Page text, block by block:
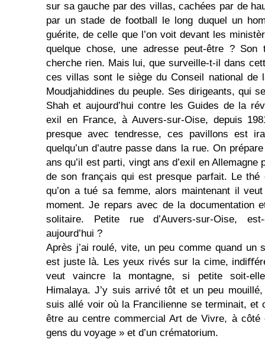
sur sa gauche par des villas, cachées par de
par un stade de football le long duquel un
guérite, de celle que l’on voit devant les
quelque chose, une adresse peut-être ?
cherche rien. Mais lui, que surveille-t-il dans
ces villas sont le siège du Conseil national de
Moudjahiddines du peuple. Ses dirigeants, qui
Shah et aujourd’hui contre les Guides de la
exil en France, à Auvers-sur-Oise, depuis
presque avec tendresse, ces pavillons est
quelqu’un d’autre passe dans la rue. On
ans qu’il est parti, vingt ans d’exil en Allemagne
de son français qui est presque parfait. Le
qu’on a tué sa femme, alors maintenant il
moment. Je repars avec de la documentation
solitaire. Petite rue d’Auvers-sur-Oise,
aujourd’hui ?
Après j’ai roulé, vite, un peu comme quand un
est juste là. Les yeux rivés sur la cime,
veut vaincre la montagne, si petite soit-
Himalaya. J’y suis arrivé tôt et un peu
suis allé voir où la Francilienne se terminait, et
être au centre commercial Art de Vivre, à côté
gens du voyage » et d’un crématorium.